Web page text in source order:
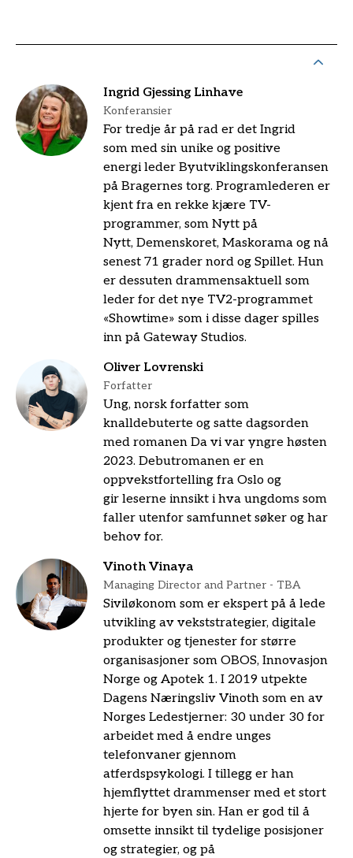
Ingrid Gjessing Linhave
Konferansier
For tredje år på rad er det Ingrid
som med sin unike og positive
energi leder Byutviklingskonferansen
på Bragernes torg. Programlederen er
kjent fra en rekke kjære TV-
programmer, som Nytt på
Nytt, Demenskoret, Maskorama og nå
senest 71 grader nord og Spillet. Hun
er dessuten drammensaktuell som
leder for det nye TV2-programmet
«Showtime» som i disse dager spilles
inn på Gateway Studios.
Oliver Lovrenski
Forfatter
Ung, norsk forfatter som
knalldebuterte og satte dagsorden
med romanen Da vi var yngre høsten
2023. Debutromanen er en
oppvekstfortelling fra Oslo og
gir leserne innsikt i hva ungdoms som
faller utenfor samfunnet søker og har
behov for.
Vinoth Vinaya
Managing Director and Partner - TBA
Siviløkonom som er ekspert på å lede
utvikling av vekststrategier, digitale
produkter og tjenester for større
organisasjoner som OBOS, Innovasjon
Norge og Apotek 1. I 2019 utpekte
Dagens Næringsliv Vinoth som en av
Norges Ledestjerner: 30 under 30 for
arbeidet med å endre unges
telefonvaner gjennom
atferdspsykologi. I tillegg er han
hjemflyttet drammenser med et stort
hjerte for byen sin. Han er god til å
omsette innsikt til tydelige posisjoner
og strategier, og på